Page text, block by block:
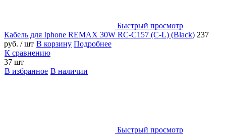
Быстрый просмотр
Кабель для Iphone REMAX 30W RC-C157 (C-L) (Black) 237
руб. / шт В корзину Подробнее
К сравнению
37 шт
В избранное В наличии
Быстрый просмотр